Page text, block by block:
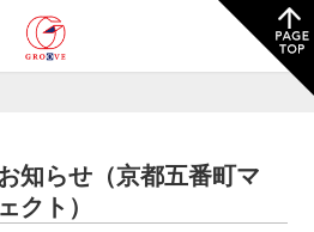
知らせ（京都五番町マ
クト）